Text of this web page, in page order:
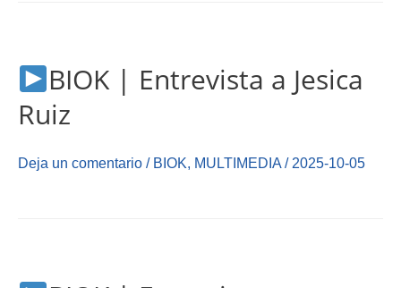
BIOK | Entrevista a Jesica
Ruiz
Deja un comentario / BIOK, MULTIMEDIA / 2025-10-05